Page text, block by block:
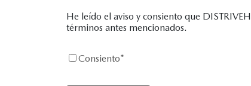
He leído el aviso y consiento que
términos antes mencionados.
Consiento*